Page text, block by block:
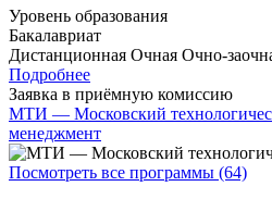
Уровень образования
Бакалавриат
Дистанционная Очная Очно-
Подробнее
Заявка в приёмную комиссию
МТИ — Московский
менеджмент
Посмотреть все программы (64)